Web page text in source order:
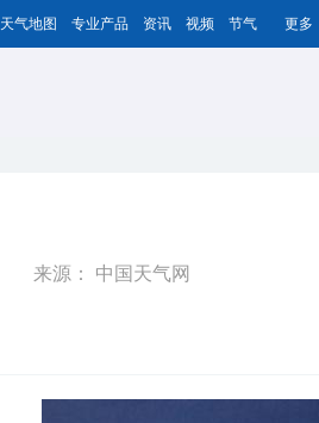
天气地图 专业产品 资讯 视频 节气 更多
来源： 中国天气网